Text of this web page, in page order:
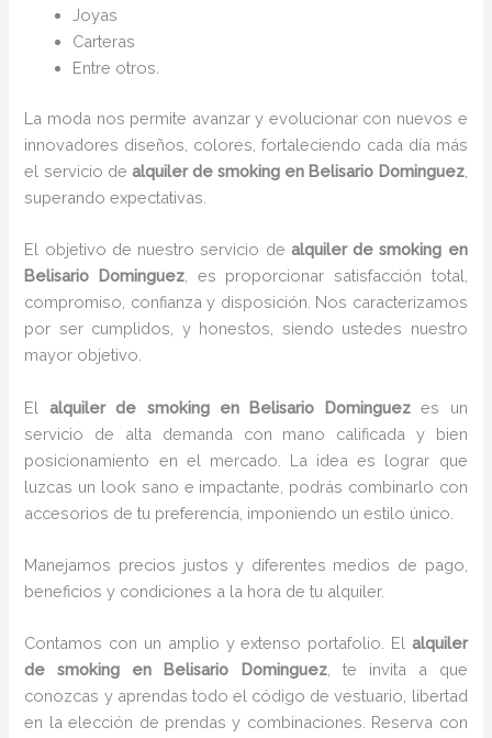
Joyas
Carteras
Entre otros.
La moda nos permite avanzar y evolucionar con nuevos e
innovadores diseños, colores, fortaleciendo cada día más
el servicio de alquiler de smoking en Belisario Dominguez,
superando expectativas.
El objetivo de nuestro servicio de alquiler de smoking en
Belisario Dominguez, es proporcionar satisfacción total,
compromiso, confianza y disposición. Nos caracterizamos
por ser cumplidos, y honestos, siendo ustedes nuestro
mayor objetivo.
El alquiler de smoking en Belisario Dominguezes un
servicio de alta demanda con mano calificada y bien
posicionamiento en el mercado. La idea es lograr que
luzcas un look sano e impactante, podrás combinarlo con
accesorios de tu preferencia, imponiendo un estilo único.
Manejamos precios justos y diferentes medios de pago,
beneficios y condiciones a la hora de tu alquiler.
Contamos con un amplio y extenso portafolio. El alquiler
de smoking en Belisario Dominguez, te invita a que
conozcas y aprendas todo el código de vestuario, libertad
en la elección de prendas y combinaciones. Reserva con